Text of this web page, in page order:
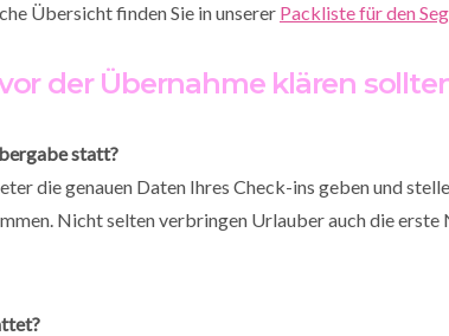
Übersicht finden Sie in unserer Packliste für den
der Übernahme klären
statt?
die genauen Daten Ihres Check-ins geben und
Nicht selten verbringen Urlauber auch die erste